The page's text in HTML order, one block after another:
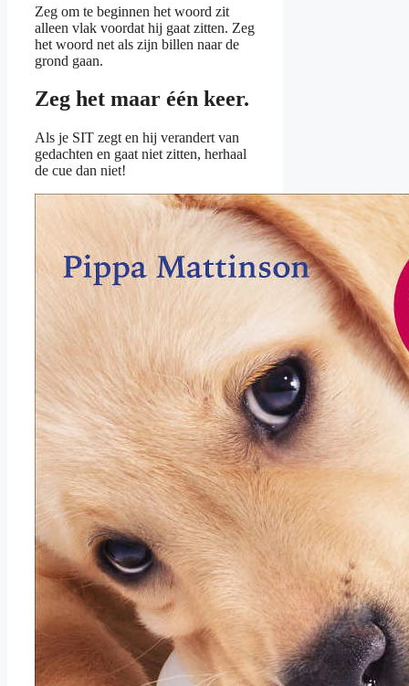
Zeg om te beginnen het woord zit
alleen vlak voordat hij gaat zitten. Zeg
het woord net als zijn billen naar de
grond gaan.
Zeg het maar één keer.
Als je SIT zegt en hij verandert van
gedachten en gaat niet zitten, herhaal
de cue dan niet!